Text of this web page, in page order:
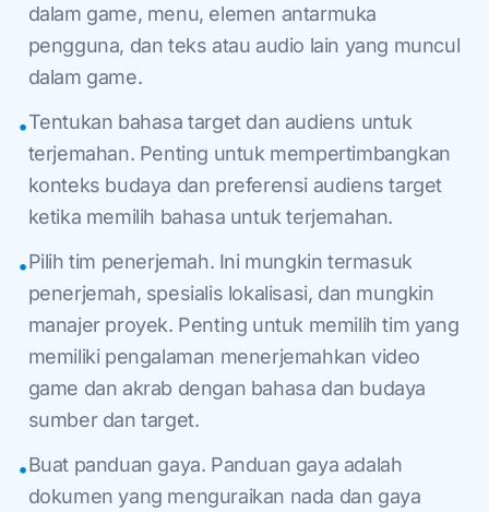
dalam game, menu, elemen antarmuka
pengguna, dan teks atau audio lain yang muncul
dalam game.
•Tentukan bahasa target dan audiens untuk
terjemahan. Penting untuk mempertimbangkan
konteks budaya dan preferensi audiens target
ketika memilih bahasa untuk terjemahan.
•Pilih tim penerjemah. Ini mungkin termasuk
penerjemah, spesialis lokalisasi, dan mungkin
manajer proyek. Penting untuk memilih tim yang
memiliki pengalaman menerjemahkan video
game dan akrab dengan bahasa dan budaya
sumber dan target.
•Buat panduan gaya. Panduan gaya adalah
dokumen yang menguraikan nada dan gaya